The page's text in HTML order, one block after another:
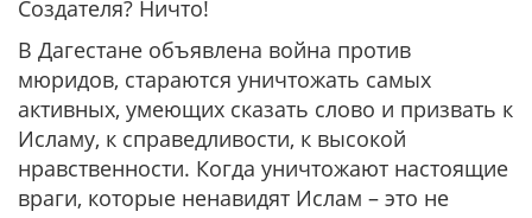
Создателя? Ничто!
В Дагестане объявлена война против
мюридов, стараются уничтожать самых
активных, умеющих сказать слово и призвать к
Исламу, к справедливости, к высокой
нравственности. Когда уничтожают настоящие
враги, которые ненавидят Ислам – это не